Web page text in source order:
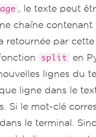
, le texte peut
chaîne
retournée par cette
split
en
lignes du
ligne dans le
Si le mot-clé
le terminal.